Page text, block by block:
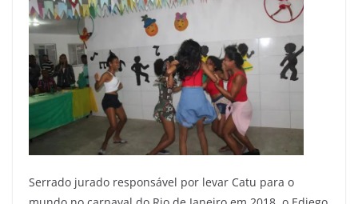
Serrado jurado responsável por levar Catu para o